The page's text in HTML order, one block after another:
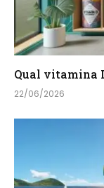
Qual vitamina
22/06/2026